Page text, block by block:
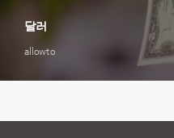
allowto
달러